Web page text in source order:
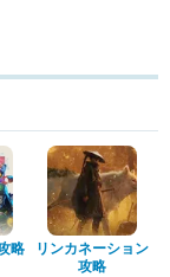
略
リンカネーション
攻略